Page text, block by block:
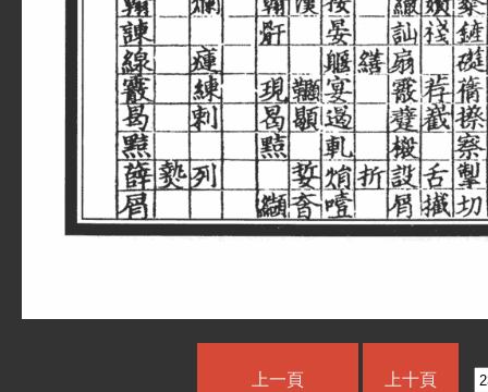
上一頁 上十頁